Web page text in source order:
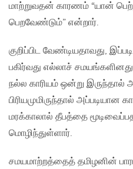
மாற்றுவதன் காரணம் “யான்
பெறவேண்டும்” என்றார்.
குறிப்பிட வேண்டியதாவது,
பகிர்வது எல்லாச்
நல்ல காரியம் ஒன்று இருந்தால்
பிரியமுமிருந்தால்
மரக்காலால் தீபத்தை
மொழிந்துள்ளார்.
சமயமாற்றத்தைத் தமிழனின்